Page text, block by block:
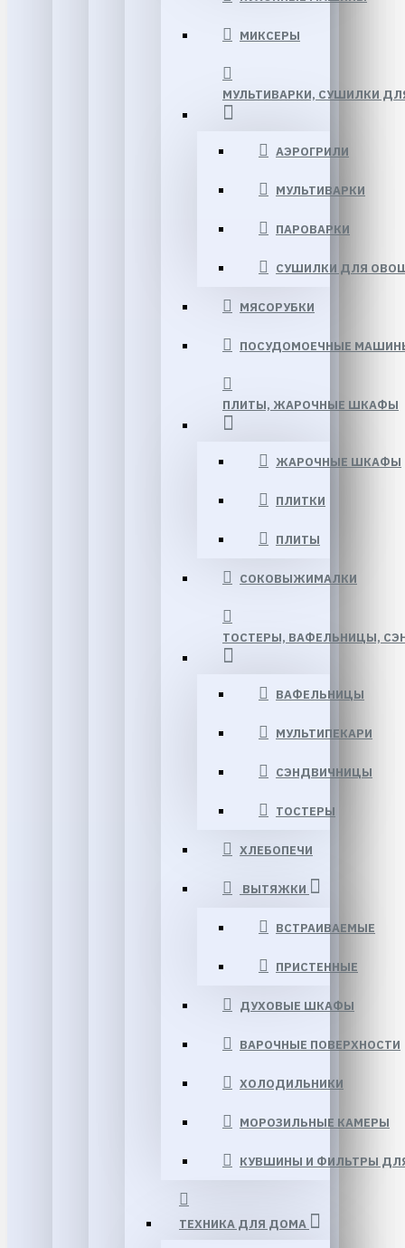
МИКСЕРЫ
МУЛЬТИВАРКИ, CУШИЛКИ
АЭРОГРИЛИ
МУЛЬТИВАРКИ
ПАРОВАРКИ
СУШИЛКИ ДЛЯ
МЯСОРУБКИ
ПОСУДОМОЕЧНЫЕ
ПЛИТЫ, ЖАРОЧНЫЕ ШКАФЫ
ЖАРОЧНЫЕ ШКАФЫ
ПЛИТКИ
ПЛИТЫ
СОКОВЫЖИМАЛКИ
ТОСТЕРЫ, ВАФЕЛЬНИЦЫ,
ВАФЕЛЬНИЦЫ
МУЛЬТИПЕКАРИ
СЭНДВИЧНИЦЫ
ТОСТЕРЫ
ХЛЕБОПЕЧИ
ВЫТЯЖКИ
ВСТРАИВАЕМЫЕ
ПРИСТЕННЫЕ
ДУХОВЫЕ ШКАФЫ
ВАРОЧНЫЕ ПОВЕРХНОСТИ
ХОЛОДИЛЬНИКИ
МОРОЗИЛЬНЫЕ КАМЕРЫ
КУВШИНЫ И ФИЛЬТРЫ
ТЕХНИКА ДЛЯ ДОМА